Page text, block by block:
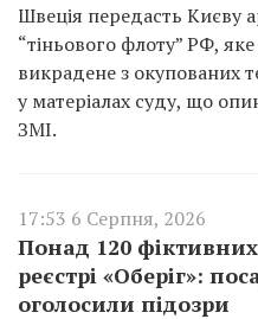
Швеція передасть Києву
“тіньового флоту” РФ,
викрадене з окупованих
у матеріалах суду, що
ЗМІ.
17:53 6 Серпня, 2026
Понад 120
реєстрі «Оберіг»:
оголосили підозри